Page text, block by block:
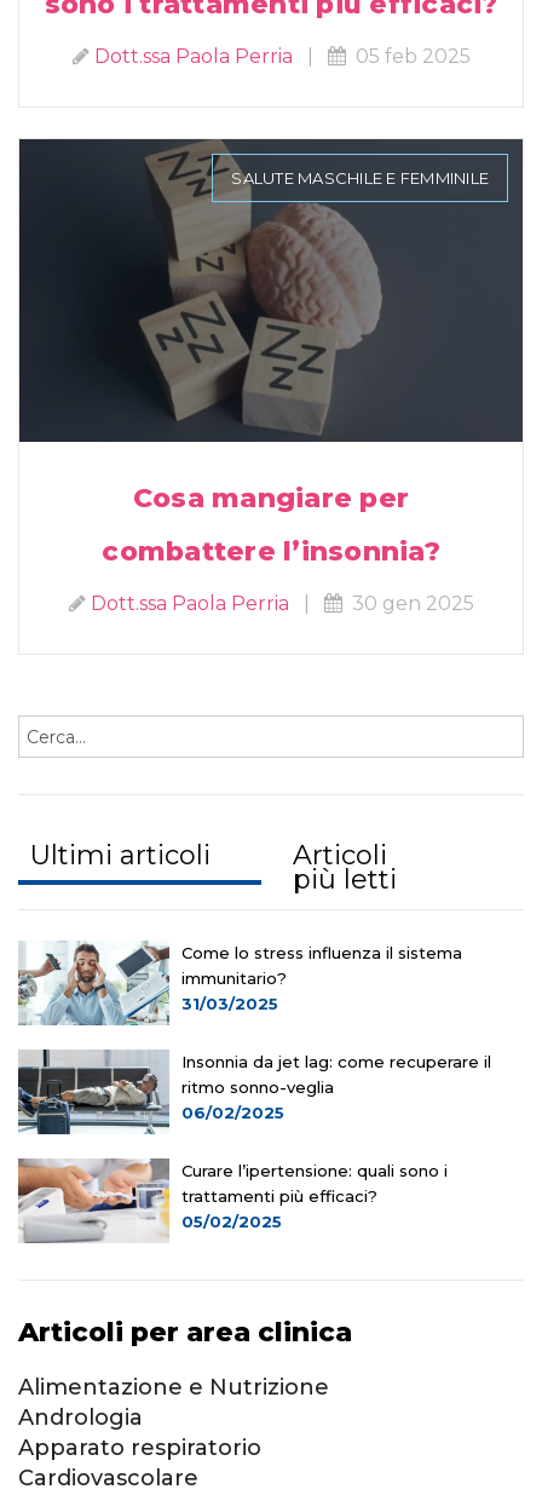
Dott.ssa Paola Perria 05 feb 2025
SALUTE MASCHILE E FEMMINILE
Cosa mangiare per
combattere l’insonnia?
Dott.ssa Paola Perria 30 gen 2025
Ultimi articoli Articoli
più letti
Come lo stress influenza il sistema
immunitario?
31/03/2025
Insonnia da jet lag: come recuperare il
ritmo sonno-veglia
06/02/2025
Curare l’ipertensione: quali sono i
trattamenti più efficaci?
05/02/2025
Articoli per area clinica
Alimentazione e Nutrizione
Andrologia
Apparato respiratorio
Cardiovascolare